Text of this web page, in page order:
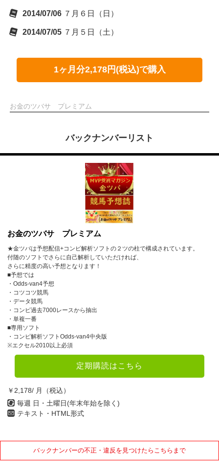
2014/07/06 ７月６日（日）
2014/07/05 ７月５日（土）
1ヶ月分2,178円(税込)で購入
お金のツバサ プレミアム
バックナンバーリスト
お金のツバサ プレミアム
★金ツバは予想配信+コンピ解析ソフトの２ツの柱で構成されています。
付随のソフトでさらに自己解析していただければ、
さらに精度の高い予想となります！
■予想では
・Odds-van4予想
・コツコツ競馬
・データ競馬
・コンピ過去7000レースから抽出
・単複一番
■専用ソフト
・コンピ解析ソフトOdds-van4中央版
※エクセル2010以上必須
定期購読はこちら
￥2,178/ 月（税込）
毎週 日・土曜日(年末年始を除く)
テキスト・HTML形式
バックナンバーの不正・違反を見つけたらこちらまで